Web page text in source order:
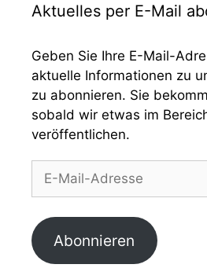
Aktuelles per E-Mail
Geben Sie Ihre E-Mail-
aktuelle Informationen zu
zu abonnieren. Sie
sobald wir etwas im
veröffentlichen.
Mail-
Abonnieren